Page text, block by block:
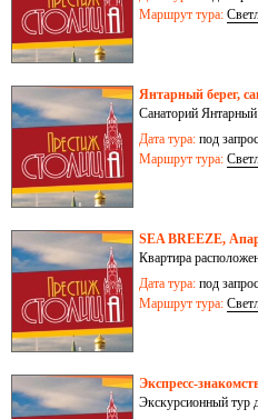
Маршрут тура:
Янтарный берег,
Санаторий
Дата тура: под запрос
Маршрут тура:
SEA BREEZE,
Квартира
Дата тура: под запрос
Маршрут тура:
Экспресс-
Экскурсионный тур